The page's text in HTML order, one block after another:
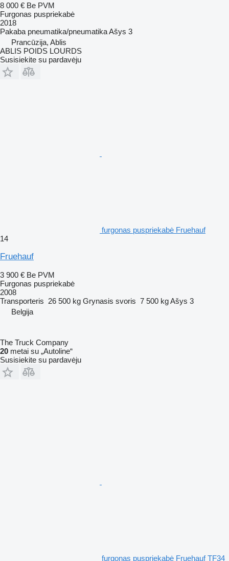
8 000 € Be PVM
Furgonas puspriekabė
2018
Pakaba pneumatika/pneumatikaAšys 3
Prancūzija, Ablis
ABLIS POIDS LOURDS
Susisiekite su pardavėju
furgonas puspriekabė Fruehauf
14
Fruehauf
3 900 € Be PVM
Furgonas puspriekabė
2008
Transporteris 26 500 kg Grynasis svoris 7 500 kgAšys 3
Belgija
The Truck Company
20 metai su „Autoline“
Susisiekite su pardavėju
furgonas puspriekabė Fruehauf TF34